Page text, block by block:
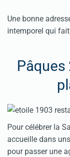
Une bonne
intemporel qui fait
Pâques
Pour célébrer la
accueille dans
pour passer une